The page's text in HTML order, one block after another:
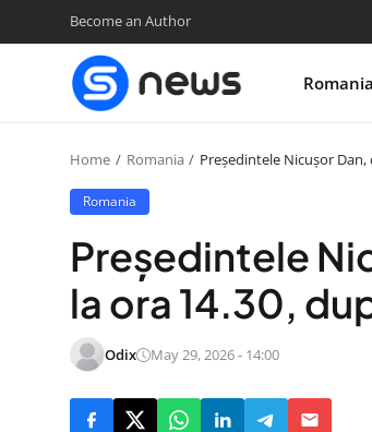
Become an Author
Romania
Home Romania Președintele Nicușor Dan,
Romania
Președintele
la ora 14.30,
Odix May 29, 2026 - 14:00